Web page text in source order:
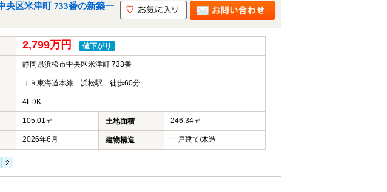
区米津町 733番の新築一
2,799万円 値下がり
静岡県浜松市中央区米津町 733番
ＪＲ東海道本線 浜松駅 徒歩60分
4LDK
105.01㎡ 土地面積 246.34㎡
2026年6月 建物構造 一戸建て/木造